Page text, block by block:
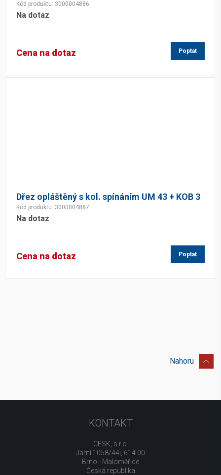
Kód produktu: 3000004886
Na dotaz
Cena na dotaz Poptat
Dřez opláštěný s kol. spínáním UM 43 + KOB 3
Kód produktu: 3000004887
Na dotaz
Cena na dotaz Poptat
Nahoru
KONTAKT
CESK, s.r.o.
Jarní 1058/44i, 614 00
Brno - Maloměřice
Česká republika